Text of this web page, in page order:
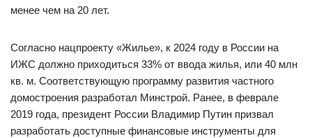
менее чем на 20 лет.
Согласно нацпроекту «Жилье», к 2024 году в России на
ИЖС должно приходиться 33% от ввода жилья, или 40 млн
кв. м. Соответствующую программу развития частного
домостроения разработал Минстрой. Ранее, в феврале
2019 года, президент России Владимир Путин призвал
разработать доступные финансовые инструменты для